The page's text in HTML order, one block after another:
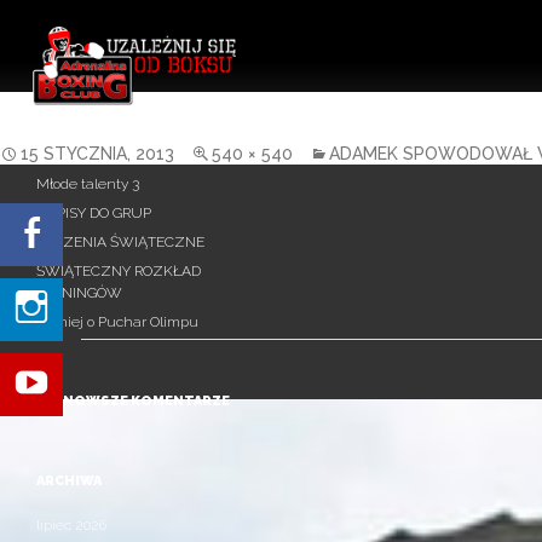
TOMASZ ADAMEK (RADIO
15 STYCZNIA, 2013 540 × 540 ADAMEK SPOWODOWAŁ
Szukaj:
Młode talenty 3
ZAPISY DO GRUP
ŻYCZENIA ŚWIĄTECZNE
ŚWIĄTECZNY ROZKŁAD
TRENINGÓW
Turniej o Puchar Olimpu
NAJNOWSZE KOMENTARZE
lipiec 2026